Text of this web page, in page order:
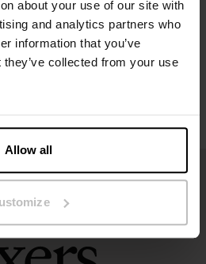
about your use of our site with
and analytics partners who
information that you’ve
collected from your use
Allow all